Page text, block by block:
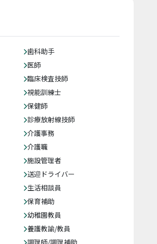
歯科助手
医師
臨床検査技師
視能訓練士
保健師
診療放射線技師
介護事務
介護職
施設管理者
送迎ドライバー
生活相談員
保育補助
幼稚園教員
養護教諭/教員
調理師/調理補助